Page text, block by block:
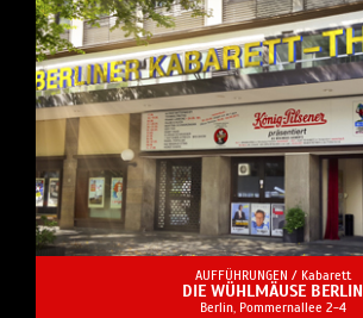
AUFFÜHRUNGEN / Kabarett
DIE WÜHLMÄUSE BERLIN
Berlin, Pommernallee 2-4